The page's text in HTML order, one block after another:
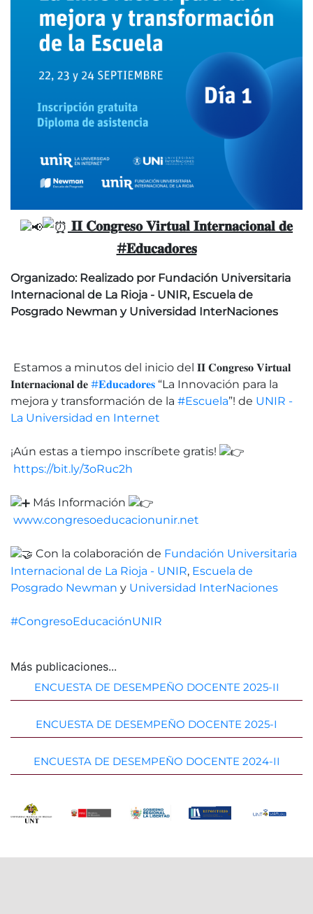
𝐈𝐈 𝐂𝐨𝐧𝐠𝐫𝐞𝐬𝐨 𝐕𝐢𝐫𝐭𝐮𝐚𝐥 𝐈𝐧𝐭𝐞𝐫𝐧𝐚𝐜𝐢𝐨𝐧𝐚𝐥 𝐝𝐞
#𝐄𝐝𝐮𝐜𝐚𝐝𝐨𝐫𝐞𝐬
Organizado: Realizado por Fundación Universitaria
Internacional de La Rioja - UNIR, Escuela de
Posgrado Newman y Universidad InterNaciones
Estamos a minutos del inicio del 𝐈𝐈 𝐂𝐨𝐧𝐠𝐫𝐞𝐬𝐨 𝐕𝐢𝐫𝐭𝐮𝐚𝐥
𝐈𝐧𝐭𝐞𝐫𝐧𝐚𝐜𝐢𝐨𝐧𝐚𝐥 𝐝𝐞 #𝐄𝐝𝐮𝐜𝐚𝐝𝐨𝐫𝐞𝐬 “La Innovación para la
mejora y transformación de la #Escuela”! de UNIR -
La Universidad en Internet
¡Aún estas a tiempo inscríbete gratis!
https://bit.ly/3oRuc2h
Más Información
www.congresoeducacionunir.net
Con la colaboración de Fundación Universitaria
Internacional de La Rioja - UNIR, Escuela de
Posgrado Newman y Universidad InterNaciones
#CongresoEducaciónUNIR
Más publicaciones...
ENCUESTA DE DESEMPEÑO DOCENTE 2025-II
ENCUESTA DE DESEMPEÑO DOCENTE 2025-I
ENCUESTA DE DESEMPEÑO DOCENTE 2024-II